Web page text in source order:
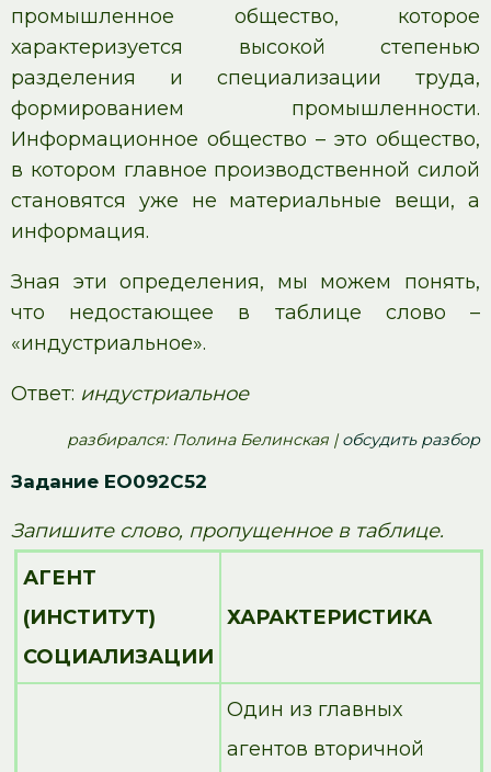
промышленное общество, которое
характеризуется высокой степенью
разделения и специализации труда,
формированием промышленности.
Информационное общество – это общество,
в котором главное производственной силой
становятся уже не материальные вещи, а
информация.
Зная эти определения, мы можем понять,
что недостающее в таблице слово –
«индустриальное».
Ответ: индустриальное
pазбирался: Полина Белинская |обсудить разбор
Задание EO092C52
Запишите слово, пропущенное в таблице.
АГЕНТ
(ИНСТИТУТ)
СОЦИАЛИЗАЦИИ
ХАРАКТЕРИСТИКА
Один из главных
агентов вторичной